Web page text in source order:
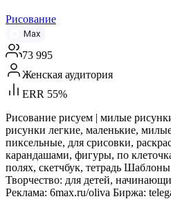
Рисование
Max
73 995
Женская аудитория
ERR 55%
Рисование рисуем | милые
рисунки легкие, маленькие,
пиксельные, для срисовки,
карандашами, фигуры, по
полях, скетчбук, тетрадь
Творчество: для детей,
Реклама: 6max.ru/oliva Биржа: